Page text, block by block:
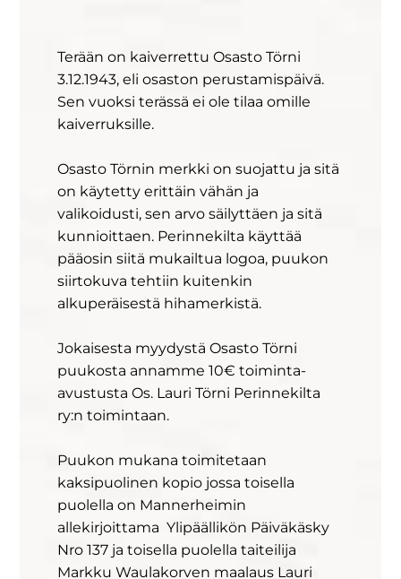
Terään on kaiverrettu Osasto Törni
3.12.1943, eli osaston perustamispäivä.
Sen vuoksi terässä ei ole tilaa omille
kaiverruksille.
Osasto Törnin merkki on suojattu ja sitä
on käytetty erittäin vähän ja
valikoidusti, sen arvo säilyttäen ja sitä
kunnioittaen. Perinnekilta käyttää
pääosin siitä mukailtua logoa, puukon
siirtokuva tehtiin kuitenkin
alkuperäisestä hihamerkistä.
Jokaisesta myydystä Osasto Törni
puukosta annamme 10€ toiminta-
avustusta Os. Lauri Törni Perinnekilta
ry:n toimintaan.
Puukon mukana toimitetaan
kaksipuolinen kopio jossa toisella
puolella on Mannerheimin
allekirjoittama Ylipäällikön Päiväkäsky
Nro 137 ja toisella puolella taiteilija
Markku Waulakorven maalaus Lauri